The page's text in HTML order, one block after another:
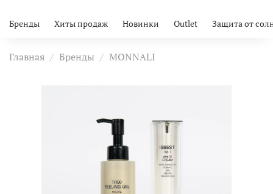
Бренды Хиты продаж Новинки Outlet Защита от
Главная Бренды MONNALI